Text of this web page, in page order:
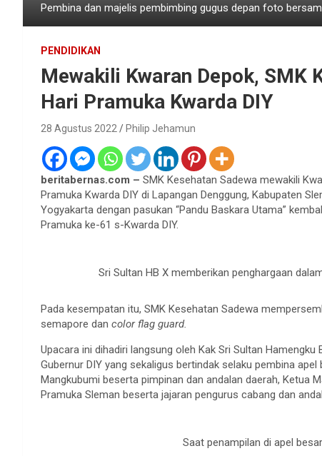
Pembina dan majelis pembimbing gugus depan foto
PENDIDIKAN
Mewakili Kwaran Depok, SMK
Hari Pramuka Kwarda DIY
28 Agustus 2022 Philip Jehamun
beritabernas.com – SMK Kesehatan Sadewa mewakili
Pramuka Kwarda DIY di Lapangan Denggung, Kabupaten
Yogyakarta dengan pasukan “Pandu Baskara Utama”
Pramuka ke-61 s-Kwarda DIY.
Sri Sultan HB X memberikan penghargaan
Pada kesempatan itu, SMK Kesehatan Sadewa
semapore dan color flag guard.
Upacara ini dihadiri langsung oleh Kak Sri Sultan
Gubernur DIY yang sekaligus bertindak selaku pembina
Mangkubumi beserta pimpinan dan andalan daerah, Ketua
Pramuka Sleman beserta jajaran pengurus cabang dan
Saat penampilan di apel